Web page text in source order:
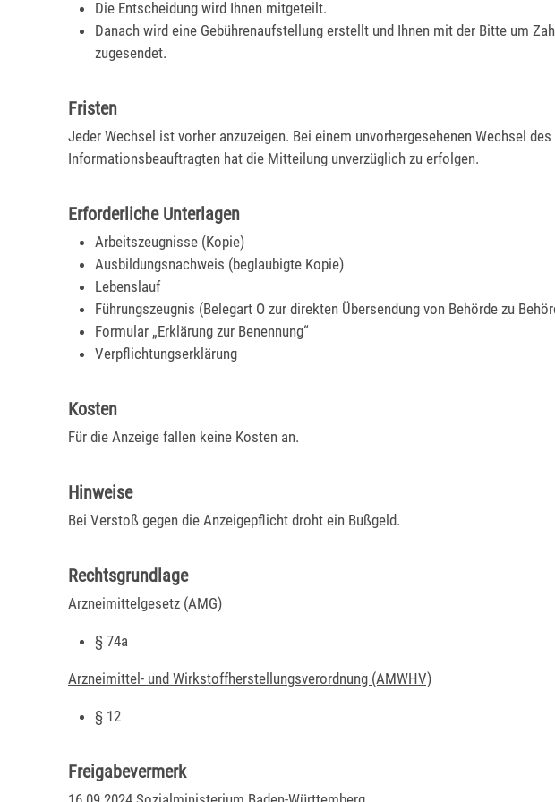
Die Entscheidung wird Ihnen mitgeteilt.
Danach wird eine Gebührenaufstellung erstellt und Ihnen mit der Bitte um
zugesendet.
Fristen
Jeder Wechsel ist vorher anzuzeigen. Bei einem unvorhergesehenen Wechsel des
Informationsbeauftragten hat die Mitteilung unverzüglich zu erfolgen.
Erforderliche Unterlagen
Arbeitszeugnisse (Kopie)
Ausbildungsnachweis (beglaubigte Kopie)
Lebenslauf
Führungszeugnis (Belegart O zur direkten Übersendung von Behörde zu
Formular „Erklärung zur Benennung“
Verpflichtungserklärung
Kosten
Für die Anzeige fallen keine Kosten an.
Hinweise
Bei Verstoß gegen die Anzeigepflicht droht ein Bußgeld.
Rechtsgrundlage
Arzneimittelgesetz (AMG)
§ 74a
Arzneimittel- und Wirkstoffherstellungsverordnung (AMWHV)
§ 12
Freigabevermerk